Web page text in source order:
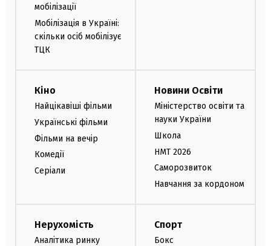
мобілізації
Мобілізація в Україні:
скільки осіб мобілізує
ТЦК
Кіно
Найцікавіші фільми
Українські фільми
Фільми на вечір
Комедії
Серіали
Новини Освіти
Міністерство освіти та
науки України
Школа
НМТ 2026
Саморозвиток
Навчання за кордоном
Нерухомість
Аналітика ринку
Спорт
Бокс